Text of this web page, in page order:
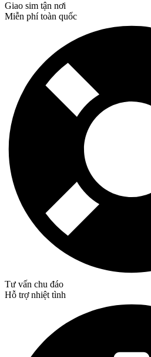
Giao sim tận nơi
Miễn phí toàn quốc
Tư vấn chu đáo
Hỗ trợ nhiệt tình